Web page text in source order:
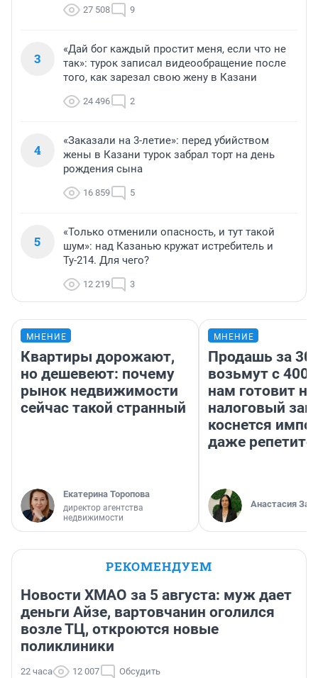
27 508 9
3
«Дай бог каждый простит меня, если что не
так»: турок записал видеообращение после
того, как зарезал свою жену в Казани
24 496 2
4
«Заказали на 3-летие»: перед убийством
жены в Казани турок забрал торт на день
рождения сына
16 859 5
5
«Только отменили опасность, и тут такой
шум»: над Казанью кружат истребитель и
Ту-214. Для чего?
12 219 3
МНЕНИЕ
Квартиры дорожают,
но дешевеют: почему
рынок недвижимости
сейчас такой странный
Екатерина Торопова
директор агентства
недвижимости
МНЕНИЕ
Продашь за
возьмут с
нам готовит
налоговый
коснется
даже
Анастасия
РЕКОМЕНДУЕМ
Новости ХМАО за 5 августа: муж дает
деньги Айзе, вартовчанин оголился
возле ТЦ, откроются новые
поликлиники
22 часа 12 007 Обсудить